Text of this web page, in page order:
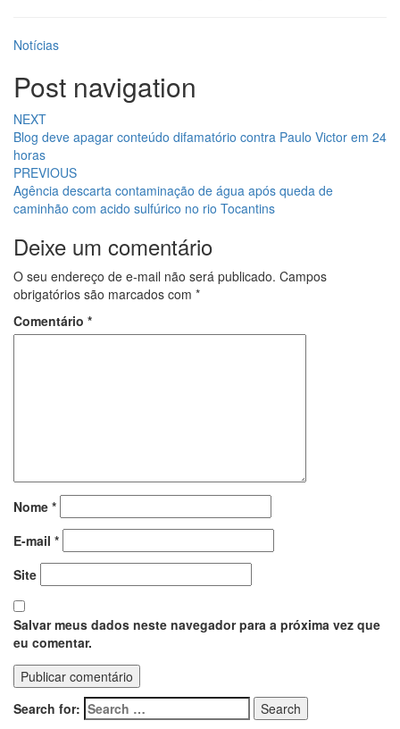
Notícias
Post navigation
NEXT
Blog deve apagar conteúdo difamatório contra Paulo Victor em 24
horas
PREVIOUS
Agência descarta contaminação de água após queda de
caminhão com acido sulfúrico no rio Tocantins
Deixe um comentário
O seu endereço de e-mail não será publicado. Campos
obrigatórios são marcados com *
Comentário *
Nome *
E-mail *
Site
Salvar meus dados neste navegador para a próxima vez que
eu comentar.
Search for: Search